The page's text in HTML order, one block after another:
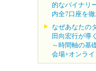
的なバイナリ
内全7口座を徹
なぜあなたの
田向宏行が導
～時間軸の基
会場+オンライ